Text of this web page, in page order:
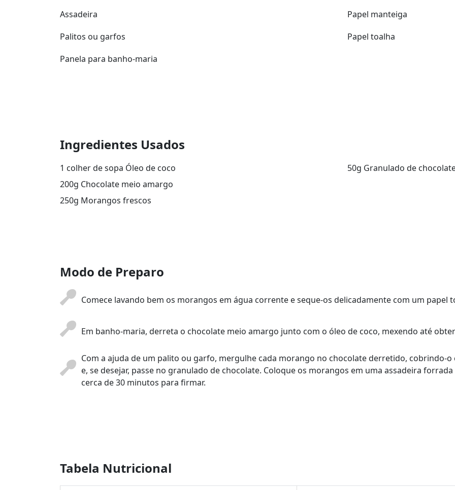
Assadeira
Palitos ou garfos
Panela para banho-maria
Papel manteiga
Papel toalha
Ingredientes Usados
1 colher de sopa Óleo de coco
200g Chocolate meio amargo
250g Morangos frescos
50g Granulado de
Modo de Preparo
Comece lavando bem os morangos em água corrente e seque-os delicadamente com um papel
Em banho-maria, derreta o chocolate meio amargo junto com o óleo de coco, mexendo até
Com a ajuda de um palito ou garfo, mergulhe cada morango no chocolate derretido, cobrindo-
e, se desejar, passe no granulado de chocolate. Coloque os morangos em uma assadeira
cerca de 30 minutos para firmar.
Tabela Nutricional